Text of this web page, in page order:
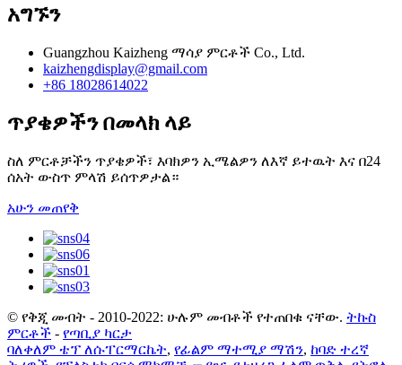
አግኙን
Guangzhou Kaizheng ማሳያ ምርቶች Co., Ltd.
kaizhengdisplay@gmail.com
+86 18028614022
ጥያቄዎችን በመላክ ላይ
ስለ ምርቶቻችን ጥያቄዎች፣ እባክዎን ኢሜልዎን ለእኛ ይተዉት እና በ24
ሰአት ውስጥ ምላሽ ይሰጥዎታል።
አሁን መጠየቅ
© የቅጂ መብት - 2010-2022: ሁሉም መብቶች የተጠበቁ ናቸው. ትኩስ
ምርቶች - የጣቢያ ካርታ
ባለቀለም ቴፕ ለሱፐርማርኬት, የፊልም ማተሚያ ማሽን, ከባድ ተረኛ